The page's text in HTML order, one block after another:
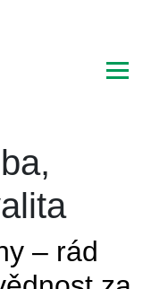
– rád